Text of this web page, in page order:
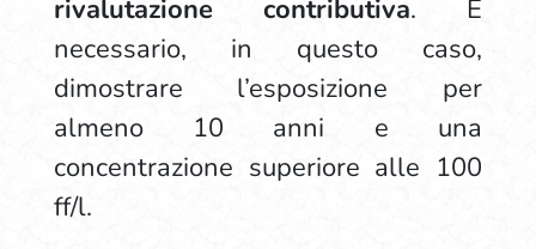
rivalutazione contributiva. È
necessario, in questo caso,
dimostrare l’esposizione per
almeno 10 anni e una
concentrazione superiore alle 100
ff/l.